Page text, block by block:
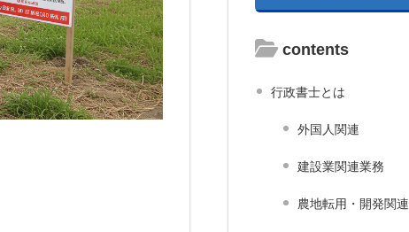
contents
行政書士とは
外国人関連
建設業関連業務
農地転用・開発関連